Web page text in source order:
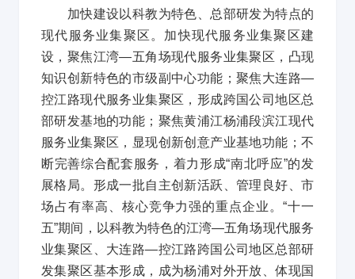
加快建设以科教为特色、总部研发为特点的
现代服务业集聚区。加快现代服务业集聚区建
设，聚焦江湾—五角场现代服务业集聚区，凸现
知识创新特色的市级副中心功能；聚焦大连路—
控江路现代服务业集聚区，形成跨国公司地区总
部研发基地的功能；聚焦黄浦江杨浦段滨江现代
服务业集聚区，显现创新创意产业基地功能；不
断完善综合配套服务，着力形成“南北呼应”的发
展格局。形成一批自主创新活跃、管理良好、市
场占有率高、核心竞争力强的重点企业。“十一
五”期间，以科教为特色的江湾—五角场现代服务
业集聚区、大连路—控江路跨国公司地区总部研
发集聚区基本形成，成为杨浦对外开放、体现国